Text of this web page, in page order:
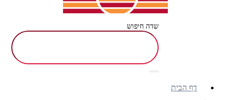
שדה חיפוש
דף הבית